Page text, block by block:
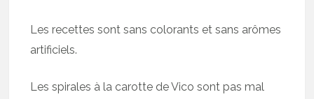
Les recettes sont sans colorants et sans arômes
artificiels.
Les spirales à la carotte de Vico sont pas mal